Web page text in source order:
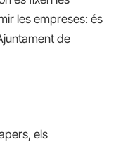
les empreses: és
de
els